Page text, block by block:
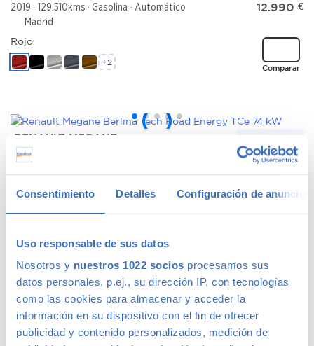
Consentimiento Detalles Configuración de anuncios
Uso responsable de sus datos
Nosotros y nuestros 1022 socios procesamos sus
datos personales, p.ej., su dirección IP, con tecnologías
como las cookies para almacenar y acceder la
información en su dispositivo con el fin de ofrecer
publicidad y contenido personalizados, medición de
2019 129.510kms Gasolina
Automático
Madrid
12.990 €
Comparar
Rojo
+2
RENAULT MEGANE
Berlina Tech Road Energy TCe 74 kW
173 €/mes
10.990
TOYOTA AYGO X CROSS
PLAY S-CVT
2022 34.594kms Gasolina
Automático
213 €
14.990